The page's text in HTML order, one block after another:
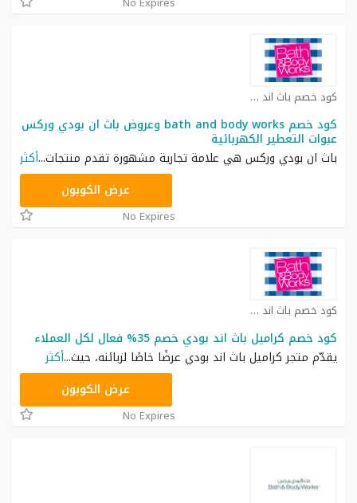
كود خصم باث اند بودي كوبون
كود خصم bath and body works وعروض باث ان بودي وركس
عبوات التعطير الكهربائية
باث ان بودي وركس هي علامة تجارية مشهورة تقدم منتجات...أكثر
عرض الكوبون
No Expires
كود خصم باث اند بودي كوبون
كود خصم كراميل باث اند بودي خصم 35% فعال لكل العملاء
يقدّم متجر كراميل باث اند بودي عرضًا خاصًا لزبائنه، حيث...أكثر
عرض الكوبون
No Expires